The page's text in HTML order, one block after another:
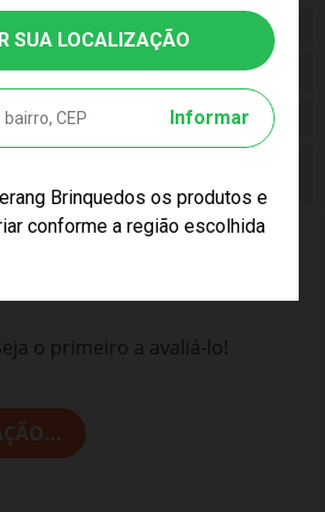
SUA LOCALIZAÇÃO
Informar
Brinquedos os produtos e
conforme a região escolhida
o primeiro a avaliá-lo!